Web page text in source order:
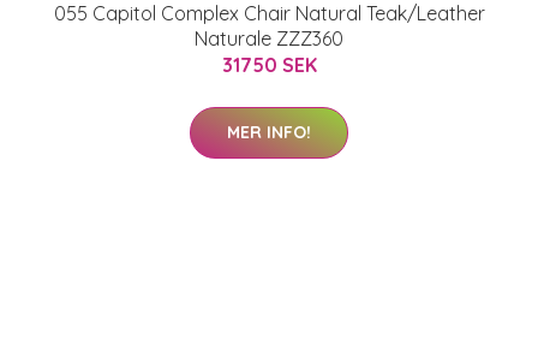
055 Capitol Complex Chair Natural Teak/Leather
Naturale ZZZ360
31750 SEK
MER INFO!